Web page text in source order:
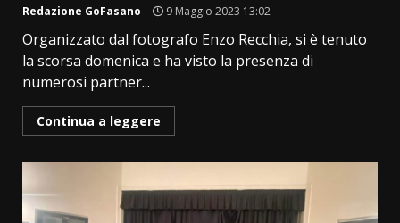
Redazione GoFasano 9 Maggio 2023 13:02
Organizzato dal fotografo Enzo Recchia, si è tenuto
la scorsa domenica e ha visto la presenza di
numerosi partner...
Continua a leggere